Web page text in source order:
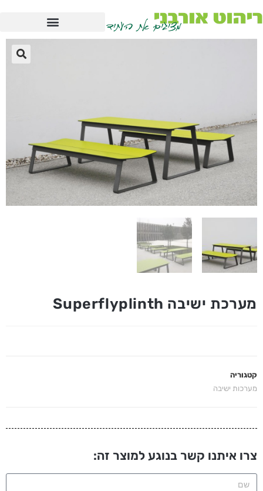
מערכת ישיבה Superflyplinth
קטגוריה
מערכות ישיבה
צרו איתנו קשר בנוגע למוצר זה: